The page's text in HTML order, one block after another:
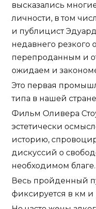
высказались
личности, в том
и публицист
недавнего резкого
перепроданным и
ожидаем и
Это первая
типа в нашей
Фильм Оливера
эстетически
историю,
дискуссий о
необходимом благе.
Весь пройденный
фиксируется в км и